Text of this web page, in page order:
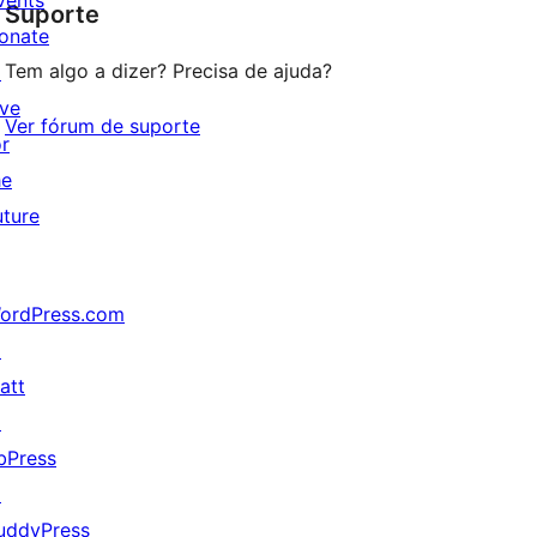
reviews
Suporte
Tem algo a dizer? Precisa de ajuda?
Ver fórum de suporte